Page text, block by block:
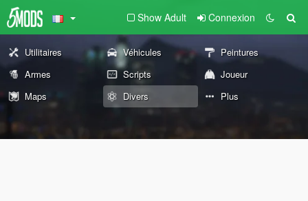
Show Adult Connexion
Utilitaires Véhicules
Peintures
Armes
Scripts
Joueur
Maps
Divers Plus